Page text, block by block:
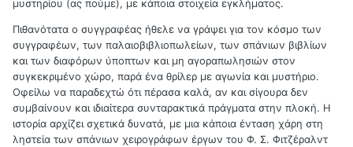
μυστηρίου (ας πούμε), με κάποια στοιχεία εγκλήματος.
Πιθανότατα ο συγγραφέας ήθελε να γράψει για τον κόσμο των
συγγραφέων, των παλαιοβιβλιοπωλείων, των σπάνιων βιβλίων
και των διαφόρων ύποπτων και μη αγοραπωλησιών στον
συγκεκριμένο χώρο, παρά ένα θρίλερ με αγωνία και μυστήριο.
Οφείλω να παραδεχτώ ότι πέρασα καλά, αν και σίγουρα δεν
συμβαίνουν και ιδιαίτερα συνταρακτικά πράγματα στην πλοκή. Η
ιστορία αρχίζει σχετικά δυνατά, με μια κάποια ένταση χάρη στη
ληστεία των σπάνιων χειρογράφων έργων του Φ. Σ. Φιτζέραλντ